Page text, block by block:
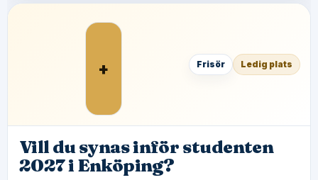
+ Frisör Ledig plats
Vill du synas inför studenten
2027 i Enköping?